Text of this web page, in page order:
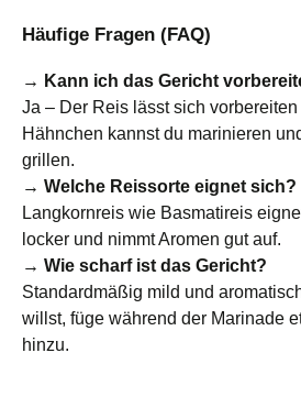
Häufige Fragen (FAQ)
→ Kann ich das Gericht
Ja – Der Reis lässt sich
Hähnchen kannst du marinieren
grillen.
→ Welche Reissorte eignet sich?
Langkornreis wie Basmatireis
locker und nimmt Aromen gut auf.
→ Wie scharf ist das Gericht?
Standardmäßig mild und
willst, füge während der Marinade
hinzu.